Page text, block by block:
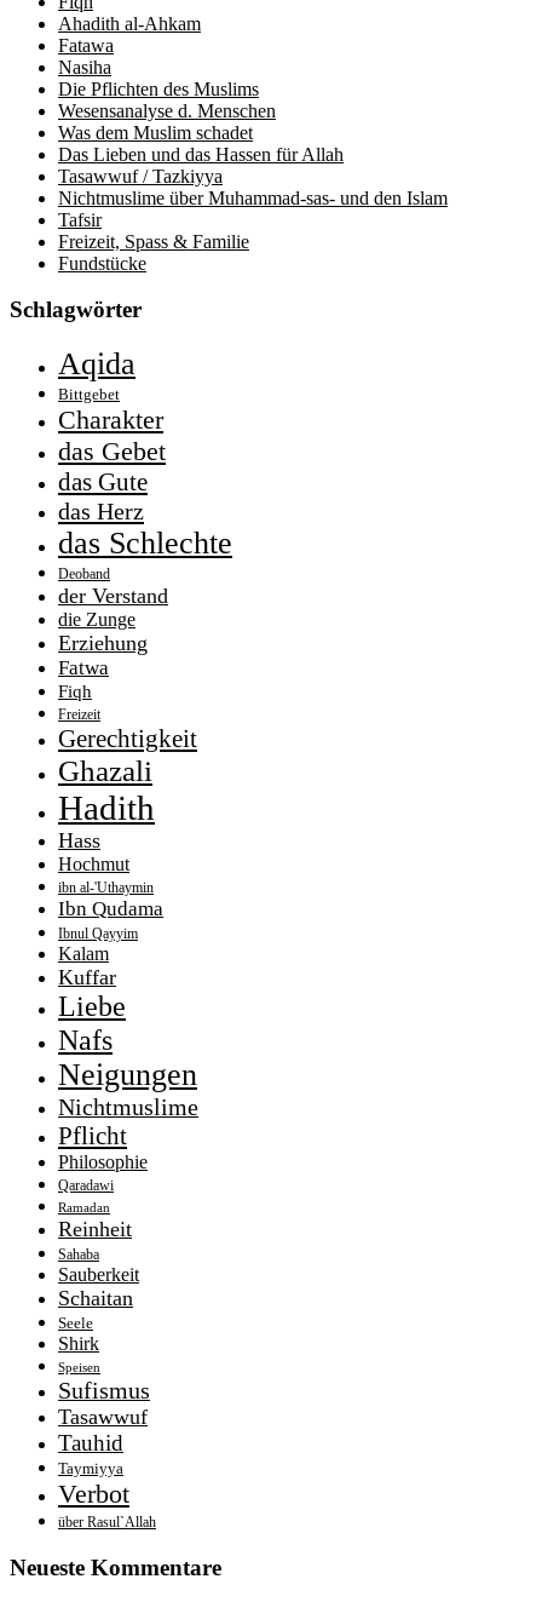
Ahadith al-Ahkam
Fatawa
Nasiha
Die Pflichten des Muslims
Wesensanalyse d. Menschen
Was dem Muslim schadet
Das Lieben und das Hassen für Allah
Tasawwuf / Tazkiyya
Nichtmuslime über Muhammad-sas- und den Islam
Tafsir
Freizeit, Spass & Familie
Fundstücke
Schlagwörter
Aqida
Bittgebet
Charakter
das Gebet
das Gute
das Herz
das Schlechte
Deoband
der Verstand
die Zunge
Erziehung
Fatwa
Fiqh
Freizeit
Gerechtigkeit
Ghazali
Hadith
Hass
Hochmut
ibn al-'Uthaymin
Ibn Qudama
Ibnul Qayyim
Kalam
Kuffar
Liebe
Nafs
Neigungen
Nichtmuslime
Pflicht
Philosophie
Qaradawi
Ramadan
Reinheit
Sahaba
Sauberkeit
Schaitan
Seele
Shirk
Speisen
Sufismus
Tasawwuf
Tauhid
Taymiyya
Verbot
über Rasul`Allah
Neueste Kommentare